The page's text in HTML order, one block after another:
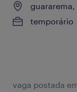
guararema,
temporário
vaga postada